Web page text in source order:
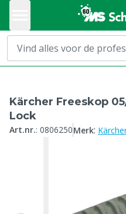
Kärcher Freeskop
Lock
Art.nr.: 0806250Merk: